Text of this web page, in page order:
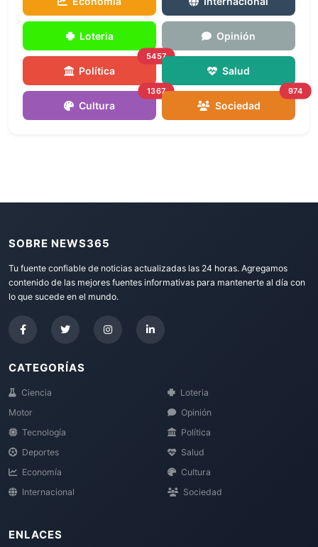
Loteria Opinión
Política
5457
Salud
Cultura
1367
Sociedad
974
SOBRE NEWS365
Tu fuente confiable de noticias actualizadas las 24 horas. Agregamos
contenido de las mejores fuentes informativas para mantenerte al día con
lo que sucede en el mundo.
CATEGORÍAS
Ciencia
Motor
Tecnología
Deportes
Economía
Internacional
Loteria
Opinión
Política
Salud
Cultura
Sociedad
ENLACES